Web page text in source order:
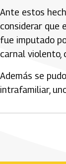
Ante estos
considerar que
fue imputado
carnal violento,
Además se
intrafamiliar,